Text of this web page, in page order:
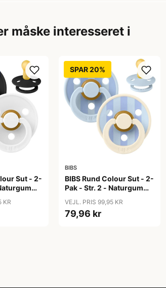
måske interesseret i
Sut - 2-
KR
SPAR 20%
BIBS
BIBS Rund Colour Sut - 2-
Pak - Str. 2 - Naturgummi
Blue/Dusty Blue Mix
VEJL. PRIS 99,95 KR
79,96 kr